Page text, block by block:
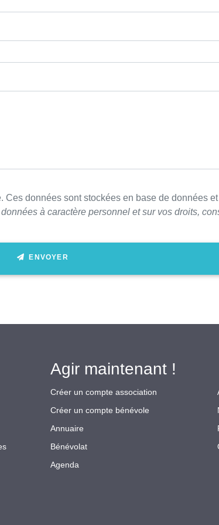
données sont stockées en base de données
à caractère personnel et sur vos droits,
ENVOYER
Agir maintenant !
Créer un compte association
Créer un compte bénévole
Annuaire
Bénévolat
Agenda